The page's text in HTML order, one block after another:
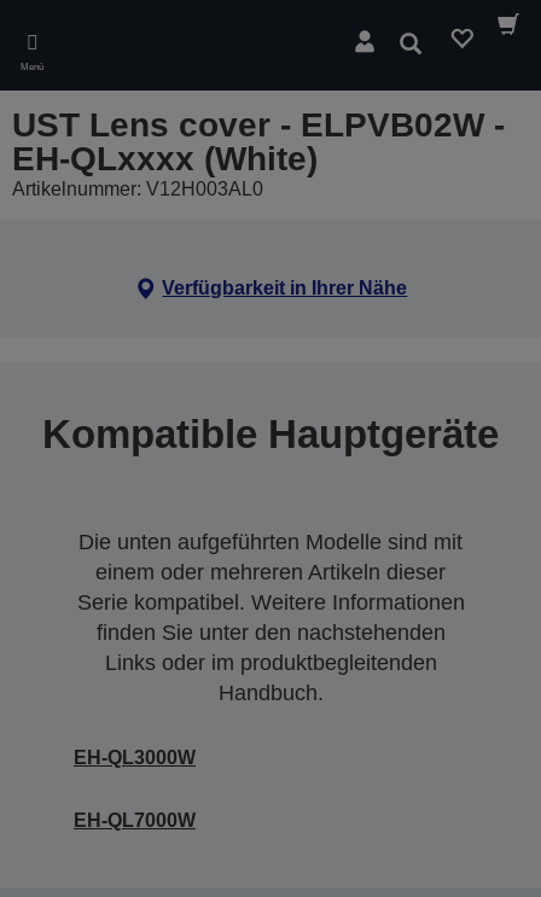
main
content
Menü
Suchen
UST Lens cover - ELPVB02W -
EH-QLxxxx (White)
Artikelnummer: V12H003AL0
Verfügbarkeit in Ihrer Nähe
Kompatible Hauptgeräte
Die unten aufgeführten Modelle sind mit
einem oder mehreren Artikeln dieser
Serie kompatibel. Weitere Informationen
finden Sie unter den nachstehenden
Links oder im produktbegleitenden
Handbuch.
EH-QL3000W
EH-QL7000W